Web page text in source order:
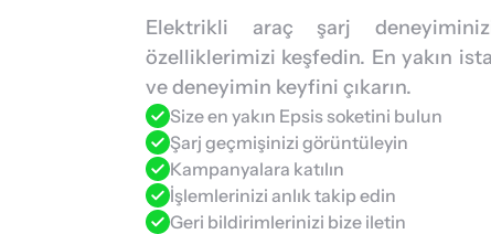
Elektrikli araç şarj
özelliklerimizi keşfedin. En yakın
ve deneyimin keyfini çıkarın.
Size en yakın Epsis soketini bulun
Şarj geçmişinizi görüntüleyin
Kampanyalara katılın
İşlemlerinizi anlık takip edin
Geri bildirimlerinizi bize iletin